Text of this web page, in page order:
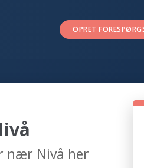
OPRET
nær Nivå her